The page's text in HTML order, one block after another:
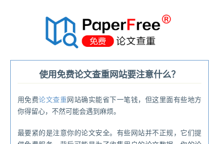
使用免费论文查重网站要注意什么？
用免费论文查重网站确实能省下一笔钱，但这里面有些地方
你得留心，不然可能会遇到麻烦。
最要紧的是注意你的论文安全。有些网站并不正规，它们提